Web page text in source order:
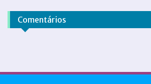
Comentários